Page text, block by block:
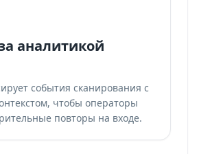
аналитикой
события сканирования с
чтобы операторы
повторы на входе.